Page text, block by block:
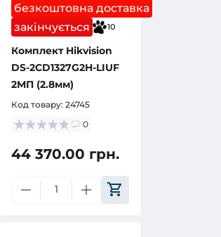
безкоштовна доставка
закінчується
10
Комплект Hikvision
DS-2CD1327G2H-LIUF
2МП (2.8мм)
Код товару:24745
0
44 370.00 грн.